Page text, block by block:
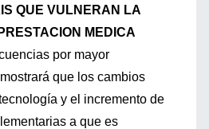
QUE VULNERAN LA
MEDICA
por mayor
que los cambios
y el incremento de
a que es